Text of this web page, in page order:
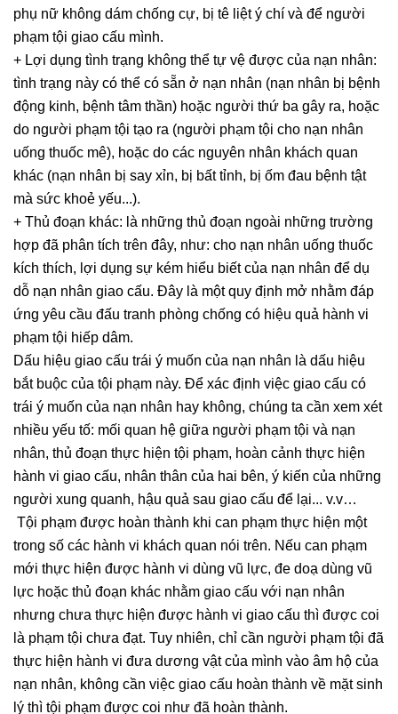
phụ nữ không dám chống cự, bị tê liệt ý chí và để người
phạm tội giao cấu mình.
+ Lợi dụng tình trạng không thể tự vệ được của nạn nhân:
tình trạng này có thể có sẵn ở nạn nhân (nạn nhân bị bệnh
động kinh, bệnh tâm thần) hoặc người thứ ba gây ra, hoặc
do người phạm tội tạo ra (người phạm tội cho nạn nhân
uống thuốc mê), hoặc do các nguyên nhân khách quan
khác (nạn nhân bị say xỉn, bị bất tỉnh, bị ốm đau bệnh tật
mà sức khoẻ yếu...).
+ Thủ đoạn khác: là những thủ đoạn ngoài những trường
hợp đã phân tích trên đây, như: cho nạn nhân uống thuốc
kích thích, lợi dụng sự kém hiểu biết của nạn nhân để dụ
dỗ nạn nhân giao cấu. Đây là một quy định mở nhằm đáp
ứng yêu cầu đấu tranh phòng chống có hiệu quả hành vi
phạm tội hiếp dâm.
Dấu hiệu giao cấu trái ý muốn của nạn nhân là dấu hiệu
bắt buộc của tội phạm này. Để xác định việc giao cấu có
trái ý muốn của nạn nhân hay không, chúng ta cần xem xét
nhiều yếu tố: mối quan hệ giữa người phạm tội và nạn
nhân, thủ đoạn thực hiện tội phạm, hoàn cảnh thực hiện
hành vi giao cấu, nhân thân của hai bên, ý kiến của những
người xung quanh, hậu quả sau giao cấu để lại... v.v…
Tội phạm được hoàn thành khi can phạm thực hiện một
trong số các hành vi khách quan nói trên. Nếu can phạm
mới thực hiện được hành vi dùng vũ lực, đe doạ dùng vũ
lực hoặc thủ đoạn khác nhằm giao cấu với nạn nhân
nhưng chưa thực hiện được hành vi giao cấu thì được coi
là phạm tội chưa đạt. Tuy nhiên, chỉ cần người phạm tội đã
thực hiện hành vi đưa dương vật của mình vào âm hộ của
nạn nhân, không cần việc giao cấu hoàn thành về mặt sinh
lý thì tội phạm được coi như đã hoàn thành.